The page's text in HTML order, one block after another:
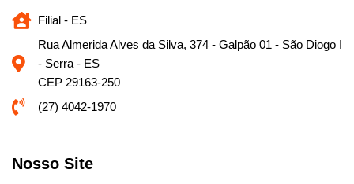
Filial - ES
Rua Almerida Alves da Silva, 374 - Galpão 01 - São Diogo I
- Serra - ES
CEP 29163-250
(27) 4042-1970
Nosso Site